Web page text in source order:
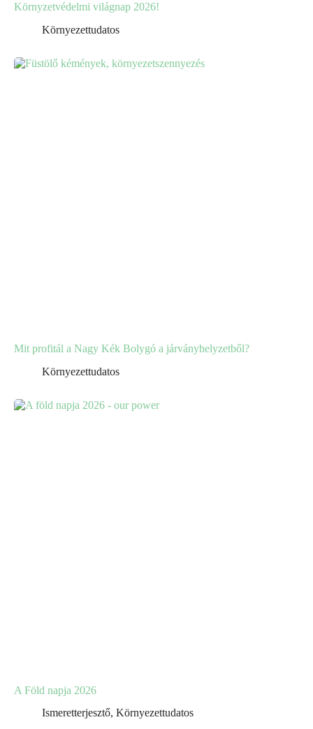
Környzetvédelmi világnap 2026!
Környezettudatos
Mit profitál a Nagy Kék Bolygó a járványhelyzetből?
Környezettudatos
A Föld napja 2026
Ismeretterjesztő, Környezettudatos